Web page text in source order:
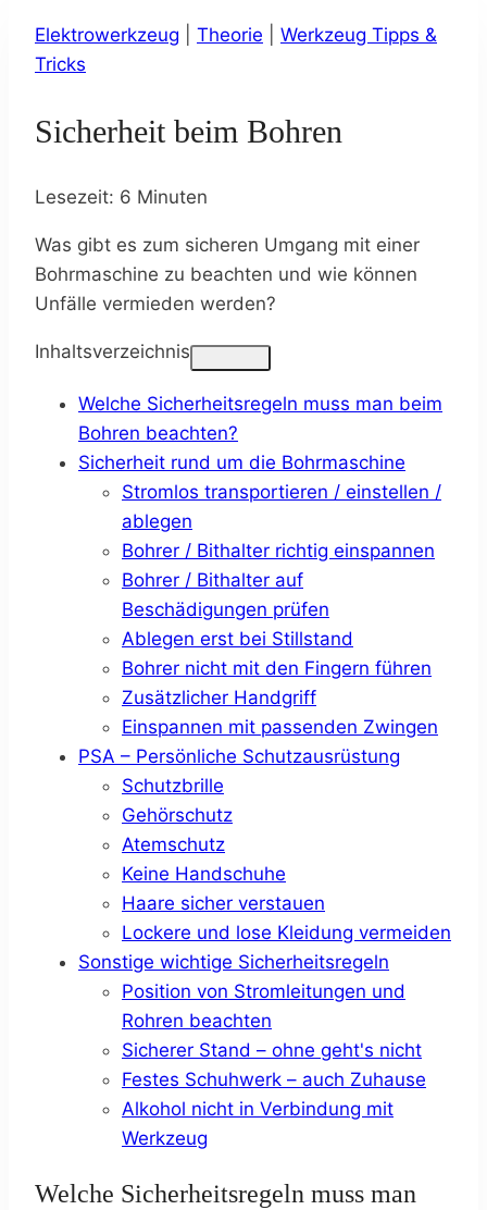
Elektrowerkzeug Theorie
Werkzeug Tipps &
Tricks
Sicherheit beim Bohren
Lesezeit: 6 Minuten
Was gibt es zum sicheren Umgang mit einer
Bohrmaschine zu beachten und wie können
Unfälle vermieden werden?
Inhaltsverzeichnis
Welche Sicherheitsregeln muss man beim
Bohren beachten?
Sicherheit rund um die Bohrmaschine
Stromlos transportieren / einstellen /
ablegen
Bohrer / Bithalter richtig einspannen
Bohrer / Bithalter auf
Beschädigungen prüfen
Ablegen erst bei Stillstand
Bohrer nicht mit den Fingern führen
Zusätzlicher Handgriff
Einspannen mit passenden Zwingen
PSA – Persönliche Schutzausrüstung
Schutzbrille
Gehörschutz
Atemschutz
Keine Handschuhe
Haare sicher verstauen
Lockere und lose Kleidung vermeiden
Sonstige wichtige Sicherheitsregeln
Position von Stromleitungen und
Rohren beachten
Sicherer Stand – ohne geht's nicht
Festes Schuhwerk – auch Zuhause
Alkohol nicht in Verbindung mit
Werkzeug
Welche Sicherheitsregeln muss man